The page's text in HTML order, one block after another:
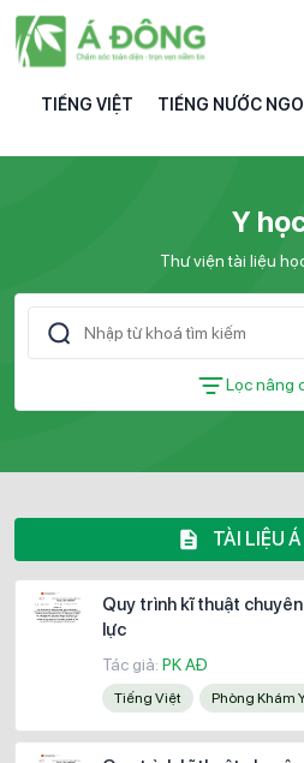
TIẾNG VIỆT TIẾNG NƯỚC
Y
Thư viện tài liệu
Lọc nâng
TÀI LIỆU
Quy trình kĩ thuật
lực
Tác giả: PK AĐ
Tiếng Việt Phòng Khám